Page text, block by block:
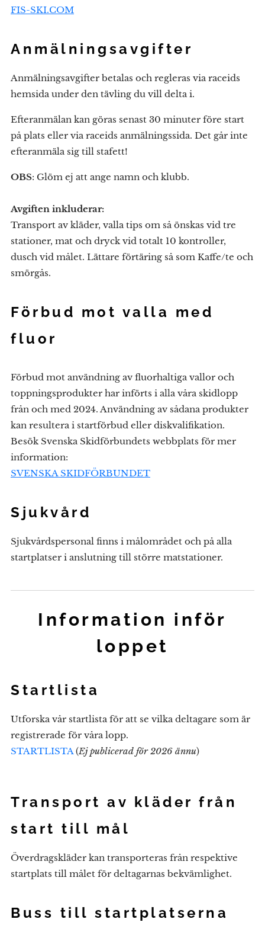
FIS-SKI.COM
Anmälningsavgifter
Anmälningsavgifter betalas och regleras via raceids
hemsida under den tävling du vill delta i.
Efteranmälan kan göras senast 30 minuter före start
på plats eller via raceids anmälningssida. Det går inte
efteranmäla sig till stafett!
OBS: Glöm ej att ange namn och klubb.
Avgiften inkluderar:
Transport av kläder, valla tips om så önskas vid tre
stationer, mat och dryck vid totalt 10 kontroller,
dusch vid målet. Lättare förtäring så som Kaffe/te och
smörgås.
Förbud mot valla med
fluor
Förbud mot användning av fluorhaltiga vallor och
toppningsprodukter har införts i alla våra skidlopp
från och med 2024. Användning av sådana produkter
kan resultera i startförbud eller diskvalifikation.
Besök Svenska Skidförbundets webbplats för mer
information:
SVENSKA SKIDFÖRBUNDET
Sjukvård
Sjukvårdspersonal finns i målområdet och på alla
startplatser i anslutning till större matstationer.
Information inför
loppet
Startlista
Utforska vår startlista för att se vilka deltagare som är
registrerade för våra lopp.
STARTLISTA(Ej publicerad för 2026 ännu)
Transport av kläder från
start till mål
Överdragskläder kan transporteras från respektive
startplats till målet för deltagarnas bekvämlighet.
Buss till startplatserna